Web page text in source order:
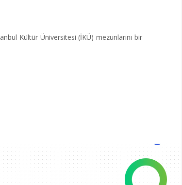
Kültür Üniversitesi (İKÜ) mezunlarını bir